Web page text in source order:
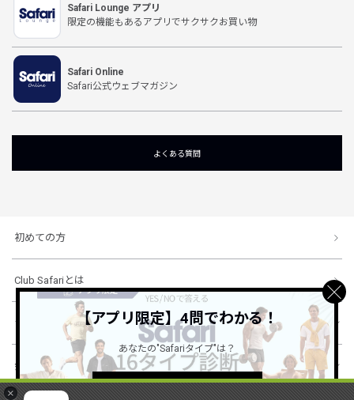
×
Safari Lounge アプリ
限定の機能もあるアプリでサクサクお買い物
Safari Online
Safari公式ウェブマガジン
よくある質問
初めての方
Club Safariとは
ショッピングガイド
会社概要・規約
【アプリ限定】4問でわかる！
あなたの"Safariタイプ"は？
詳しくはこちら ＞